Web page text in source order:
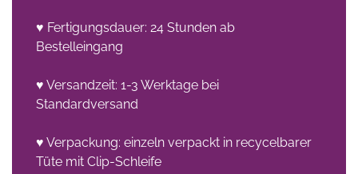
♥ Fertigungsdauer: 24 Stunden ab
Bestelleingang
♥ Versandzeit: 1-3 Werktage bei
Standardversand
♥ Verpackung: einzeln verpackt in recycelbarer
Tüte mit Clip-Schleife